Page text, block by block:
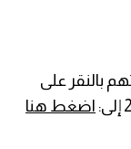
بالنقر على
اضغط هنا